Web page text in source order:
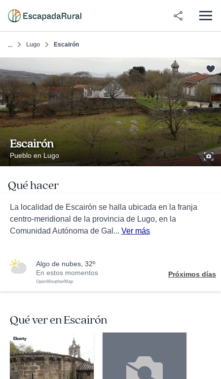
... Lugo Escairón
Escairón
Pueblo en Lugo
Qué hacer
La localidad de Escairón se halla ubicada en la franja
centro-meridional de la provincia de Lugo, en la
Comunidad Autónoma de Gal... Ver más
algo de nubes, 32º
En estos momentos
OpenWeatherMap
Próximos días
Qué ver en Escairón
Elcorty